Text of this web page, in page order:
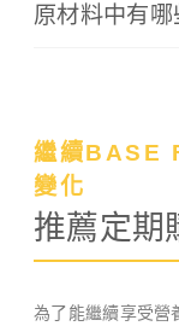
原材料中有哪
繼續BASE
變化
推薦定期
為了能繼續享受營